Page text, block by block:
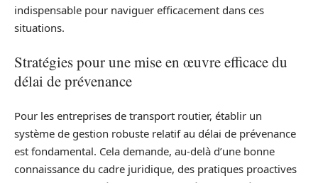
indispensable pour naviguer efficacement dans ces
situations.
Stratégies pour une mise en œuvre efficace du
délai de prévenance
Pour les entreprises de transport routier, établir un
système de gestion robuste relatif au délai de prévenance
est fondamental. Cela demande, au-delà d’une bonne
connaissance du cadre juridique, des pratiques proactives